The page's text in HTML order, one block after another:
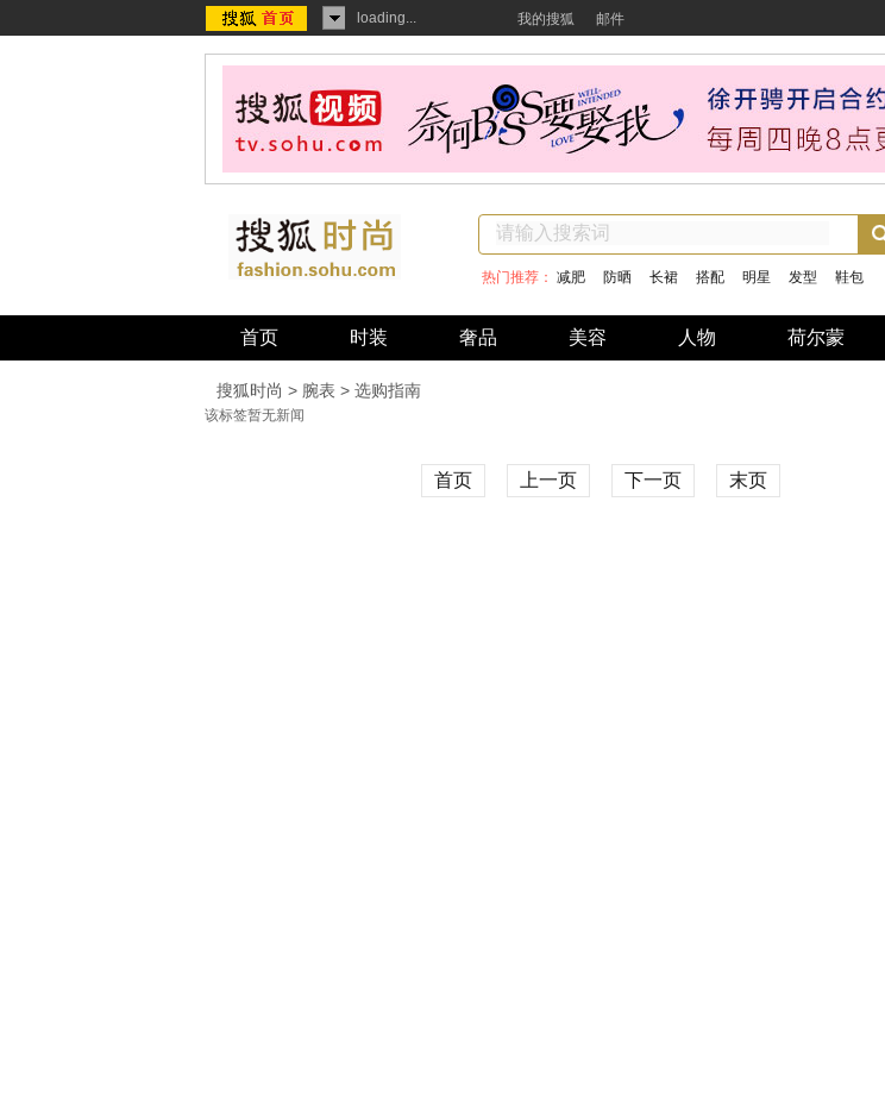
loading... 我的搜狐 邮件
热门推荐： 减肥 防晒 长裙 搭配 明星 发型 鞋包
首页 时装 奢品 美容 人物 荷尔蒙
搜狐时尚 > 腕表 > 选购指南
该标签暂无新闻
首页 上一页 下一页 末页